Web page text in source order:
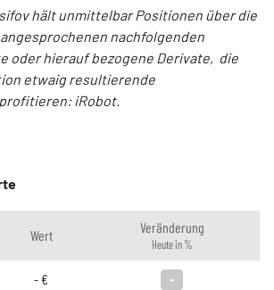
hält unmittelbar Positionen über die
nachfolgenden
oder hierauf bezogene Derivate, die
etwaig resultierende
iRobot.
Wert Veränderung
Heute in %
- € -